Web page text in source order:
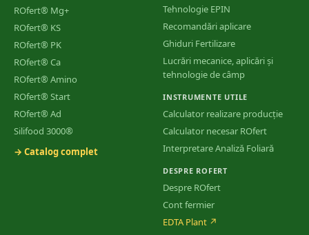
ROfert® Mg+
ROfert® KS
ROfert® PK
ROfert® Ca
ROfert® Amino
ROfert® Start
ROfert® Ad
Silifood 3000®
→ Catalog complet
Tehnologie EPIN
Recomandări aplicare
Ghiduri Fertilizare
Lucrări mecanice, aplicări și
tehnologie de câmp
INSTRUMENTE UTILE
Calculator realizare producție
Calculator necesar ROfert
Interpretare Analiză Foliară
DESPRE ROFERT
Despre ROfert
Cont fermier
EDTA Plant ↗